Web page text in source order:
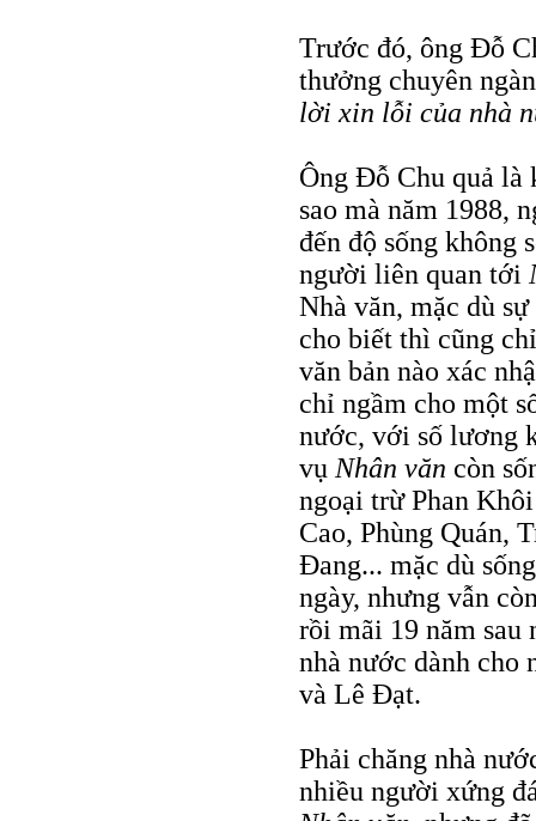
Trước đó, ông Đỗ
thưởng chuyên
lời xin lỗi của nhà
Ông Đỗ Chu quả
sao mà năm 1988,
đến độ sống không
người liên quan tới
Nhà văn, mặc dù
cho biết thì cũng
văn bản nào xác
chỉ ngầm cho một
nước, với số lương
vụ Nhân văn còn
ngoại trừ Phan
Cao, Phùng Quán,
Đang... mặc dù
ngày, nhưng vẫn
rồi mãi 19 năm sau
nhà nước dành cho
và Lê Đạt.
Phải chăng nhà
nhiều người xứng